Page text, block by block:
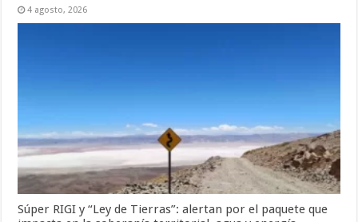
4 agosto, 2026
Súper RIGI y “Ley de Tierras”: alertan por el paquete que